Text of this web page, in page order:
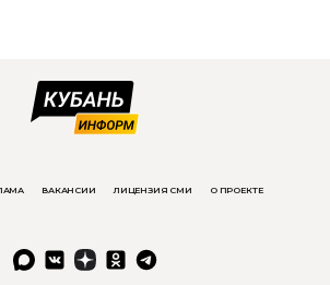
ВАКАНСИИ ЛИЦЕНЗИЯ СМИ О ПРОЕКТЕ